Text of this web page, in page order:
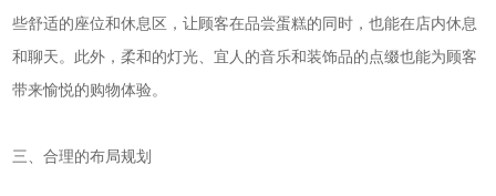
些舒适的座位和休息区，让顾客在品尝蛋糕的同时，也能在店内休息
和聊天。此外，柔和的灯光、宜人的音乐和装饰品的点缀也能为顾客
带来愉悦的购物体验。
三、合理的布局规划